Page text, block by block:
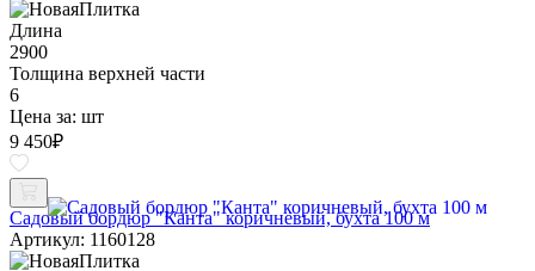
Длина
2900
Толщина верхней части
6
Цена за: шт
9 450₽
Садовый бордюр "Канта" коричневый, бухта 100 м
Артикул: 1160128